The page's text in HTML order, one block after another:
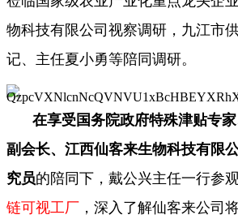
物科技有限公司视察调研，九江市
记、主任夏小勇等陪同调研。
在享受国务院政府特殊津贴专
副会长、江西仙客来生物科技有限
究员的陪同下，戴公兴主任一行参
链可视工厂 ，深入了解仙客来公司